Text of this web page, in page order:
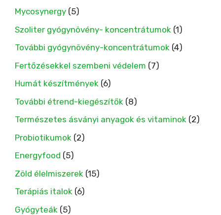
Mycosynergy (5)
Szoliter gyógynövény- koncentrátumok (1)
További gyógynövény-koncentrátumok (4)
Fertőzésekkel szembeni védelem (7)
Humát készítmények (6)
További étrend-kiegészítők (8)
Természetes ásványi anyagok és vitaminok (2)
Probiotikumok (2)
Energyfood (5)
Zöld élelmiszerek (15)
Terápiás italok (6)
Gyógyteák (5)